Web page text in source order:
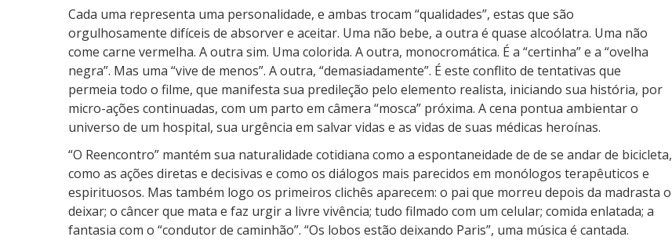
Cada uma representa uma personalidade, e ambas trocam “qualidades”, estas que são
orgulhosamente difíceis de absorver e aceitar. Uma não bebe, a outra é quase alcoólatra. Uma não
come carne vermelha. A outra sim. Uma colorida. A outra, monocromática. É a “certinha” e a “ovelha
negra”. Mas uma “vive de menos”. A outra, “demasiadamente”. É este conflito de tentativas que
permeia todo o filme, que manifesta sua predileção pelo elemento realista, iniciando sua história, por
micro-ações continuadas, com um parto em câmera “mosca” próxima. A cena pontua ambientar o
universo de um hospital, sua urgência em salvar vidas e as vidas de suas médicas heroínas.
“O Reencontro” mantém sua naturalidade cotidiana como a espontaneidade de de se andar de bicicleta,
como as ações diretas e decisivas e como os diálogos mais parecidos em monólogos terapêuticos e
espirituosos. Mas também logo os primeiros clichês aparecem: o pai que morreu depois da madrasta o
deixar; o câncer que mata e faz urgir a livre vivência; tudo filmado com um celular; comida enlatada; a
fantasia com o “condutor de caminhão”. “Os lobos estão deixando Paris”, uma música é cantada.